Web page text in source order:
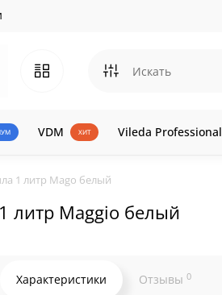
VDM ХИТ Vileda Professional
1 литр Mago белый
литр Maggio белый
Характеристики Отзывы 0